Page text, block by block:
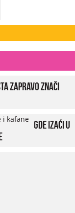
zapravo znači
Gde izaći u